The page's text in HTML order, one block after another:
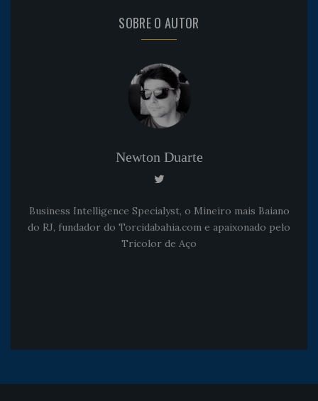
SOBRE O AUTOR
Newton Duarte
Business Intelligence Specialyst, o Mineiro mais Baiano
do RJ, fundador do Torcidabahia.com e apaixonado pelo
Tricolor de Aço